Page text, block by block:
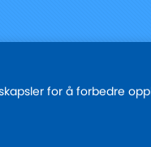
for å forbedre